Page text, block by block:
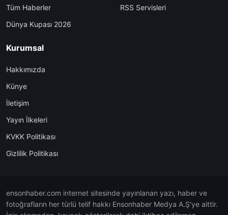
Tüm Haberler
Dünya Kupası 2026
RSS Servisleri
Kurumsal
Hakkımızda
Künye
İletişim
Yayın İlkeleri
KVKK Politikası
Gizlilik Politikası
ensonhaber.com internet sitesinde yayınlanan yazı, haber ve
fotoğrafların her türlü telif hakkı Ensonhaber Medya A.Ş'ye aittir.